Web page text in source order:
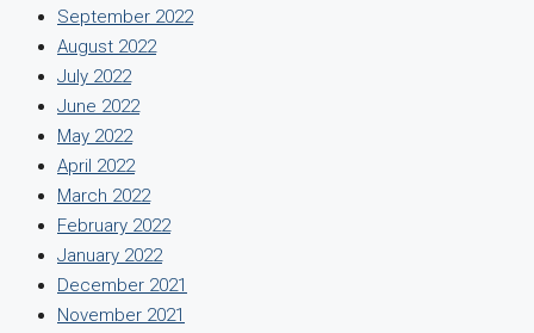
September 2022
August 2022
July 2022
June 2022
May 2022
April 2022
March 2022
February 2022
January 2022
December 2021
November 2021